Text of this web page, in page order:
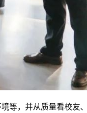
等，并从质量看校友